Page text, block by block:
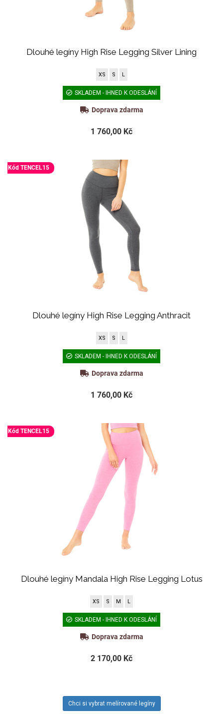
Dlouhé legíny High Rise Legging Silver Lining
XS S L
SKLADEM - IHNED K ODESLÁNÍ
Doprava zdarma
1 760,00 Kč
Kód TENCEL15
Dlouhé legíny High Rise Legging Anthracit
XS S L
SKLADEM - IHNED K ODESLÁNÍ
Doprava zdarma
1 760,00 Kč
Kód TENCEL15
Dlouhé legíny Mandala High Rise Legging Lotus
XS S M L
SKLADEM - IHNED K ODESLÁNÍ
Doprava zdarma
2 170,00 Kč
Chci si vybrat melírované legíny